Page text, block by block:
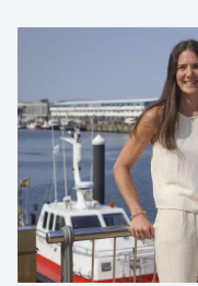
ESCAPARATE
Famosos
cantantes